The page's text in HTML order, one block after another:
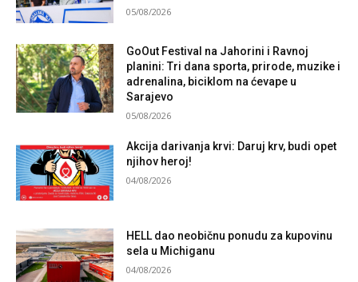
05/08/2026
GoOut Festival na Jahorini i Ravnoj
planini: Tri dana sporta, prirode, muzike i
adrenalina, biciklom na ćevape u
Sarajevo
05/08/2026
Akcija darivanja krvi: Daruj krv, budi opet
njihov heroj!
04/08/2026
HELL dao neobičnu ponudu za kupovinu
sela u Michiganu
04/08/2026